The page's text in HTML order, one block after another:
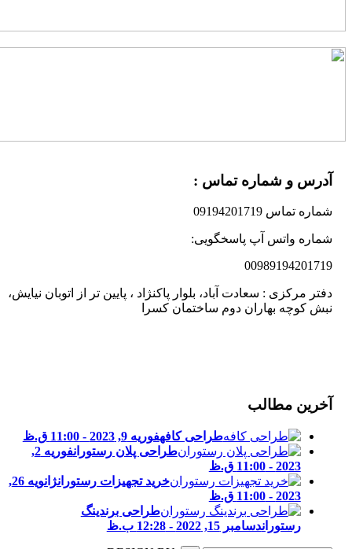
آدرس و شماره تماس :
شماره تماس 09194201719
شماره واتس آپ پاسخگویی:
00989194201719
دفتر مرکزی : سعادت آباد، بلوار پاکنژاد ، پایین تر از اتوبان نیایش،
نبش کوچه بهاران دوم ساختمان کسرا
آخرین مطالب
طراحی کافهفوریه 9, 2023 - 11:00 ق.ظ
طراحی پلان رستوران
فوریه 2,
2023 - 11:00 ق.ظ
خرید تجهیزات رستوران
ژانویه 26,
2023 - 11:00 ق.ظ
طراحی برندینگ
رستوران دسامبر 15, 2022 - 12:28 ب.ظ